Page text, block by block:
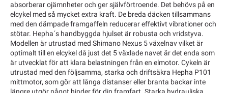
absorberar ojämnheter och ger självförtroende. Det behövs på en
elcykel med så mycket extra kraft. De breda däcken tillsammans
med den dämpade framgaffeln reducerar effektivt vibrationer och
stötar. Hepha´s handbyggda hjulset är robusta och vridstyva.
Modellen är utrustad med Shimano Nexus 5 växelnav vilket är
optimalt till en elcykel då just det 5 växlade navet är det enda som
är utvecklat för att klara belastningen från en elmotor. Cykeln är
utrustad med den följsamma, starka och driftsäkra Hepha P101
mittmotor, som gör att långa distanser eller branta backar inte